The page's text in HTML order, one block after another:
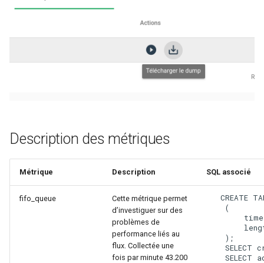
Description des métriques
Métrique Description SQL associé
fifo_queue
Cette métrique permet
d’investiguer sur des
problèmes de
performance liés au
flux. Collectée une
fois par minute 43.200
CREATE
    (
    );
SELECT
SELECT